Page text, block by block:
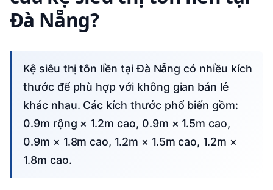
Đà Nẵng?
Kệ siêu thị tôn liền tại Đà Nẵng có nhiều kích
thước để phù hợp với không gian bán lẻ
khác nhau. Các kích thước phổ biến gồm:
0.9m rộng × 1.2m cao, 0.9m × 1.5m cao,
0.9m × 1.8m cao, 1.2m × 1.5m cao, 1.2m ×
1.8m cao.